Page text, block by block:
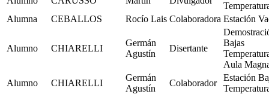
Alumna
CEBALLOS Rocío Lais Colaboradora Estación
Alumno CHIARELLI
Germán
Agustín
Disertante
Bajas
Aula
Alumno
CHIARELLI
Germán
Agustín
Colaborador
Estación